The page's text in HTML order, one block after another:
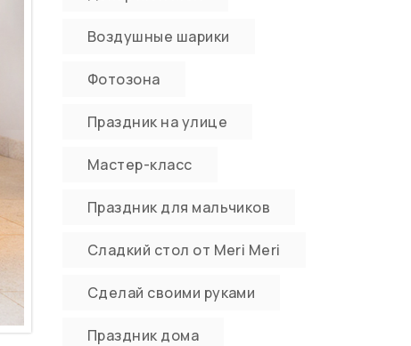
Воздушные шарики
Фотозона
Праздник на улице
Мастер-класс
Праздник для мальчиков
Сладкий стол от Meri Meri
Сделай своими руками
Праздник дома